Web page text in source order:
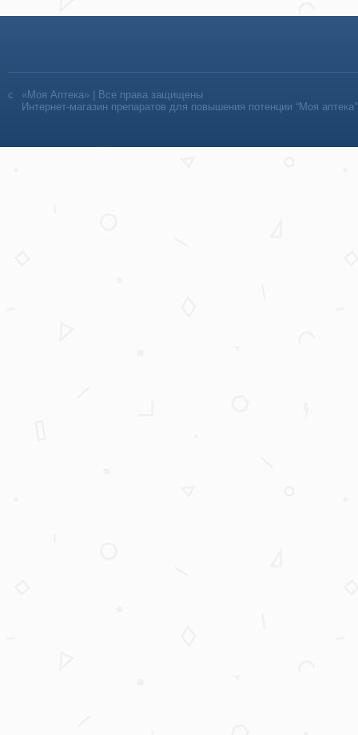
«Моя Аптека» | Все права защищены
Интернет-магазин препаратов для повышения потенции “Моя